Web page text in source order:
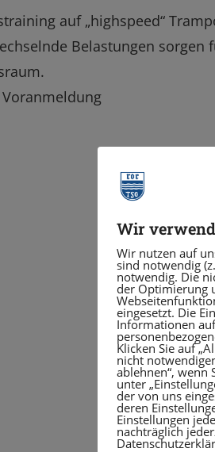
auf „highspeed“
Belastungen sorgen
Voranmeldung
Wir
Wir nutzen auf
sind notwendig
notwendig. Die
der Optimierung
eingesetzt. Die
Informationen
Klicken Sie auf
nicht
ablehnen“, wenn
unter
der von uns
deren
Einstellungen
nachträglich